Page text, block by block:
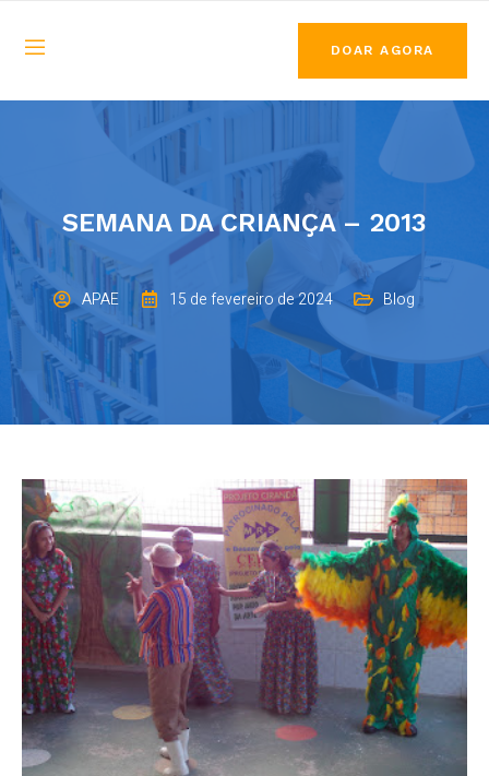
DOAR AGORA
SEMANA DA CRIANÇA – 2013
APAE 15 de fevereiro de 2024 Blog